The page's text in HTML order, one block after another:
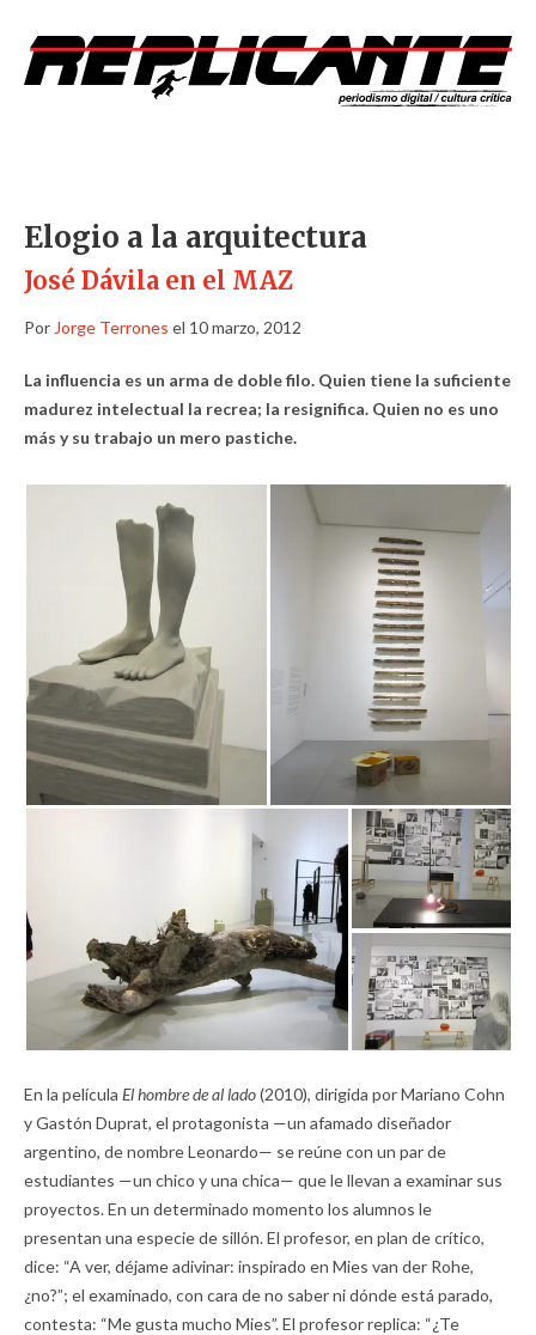
Elogio a la arquitectura
José Dávila en el MAZ
Por Jorge Terrones el 10 marzo, 2012
La influencia es un arma de doble filo. Quien tiene la suficiente
madurez intelectual la recrea; la resignifica. Quien no es uno
más y su trabajo un mero pastiche.
En la película El hombre de al lado(2010), dirigida por Mariano Cohn
y Gastón Duprat, el protagonista —un afamado diseñador
argentino, de nombre Leonardo— se reúne con un par de
estudiantes —un chico y una chica— que le llevan a examinar sus
proyectos. En un determinado momento los alumnos le
presentan una especie de sillón. El profesor, en plan de crítico,
dice: “A ver, déjame adivinar: inspirado en Mies van der Rohe,
¿no?”; el examinado, con cara de no saber ni dónde está parado,
contesta: “Me gusta mucho Mies”. El profesor replica: “¿Te